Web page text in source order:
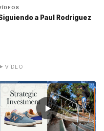
a Paul Rodriguez
VÍDEO
▶